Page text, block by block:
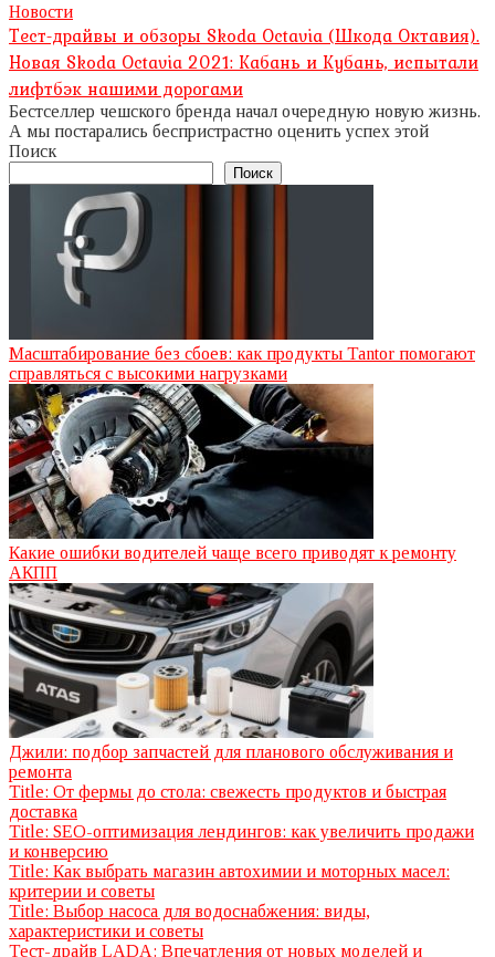
Новости
Тест-драйвы и обзоры Skoda Octavia (Шкода Октавия).
Новая Skoda Octavia 2021: Кабань и Кубань, испытали
лифтбэк нашими дорогами
Бестселлер чешского бренда начал очередную новую жизнь.
А мы постарались беспристрастно оценить успех этой
Поиск
Поиск
Масштабирование без сбоев: как продукты Tantor помогают
справляться с высокими нагрузками
Какие ошибки водителей чаще всего приводят к ремонту
АКПП
Джили: подбор запчастей для планового обслуживания и
ремонта
Title: От фермы до стола: свежесть продуктов и быстрая
доставка
Title: SEO-оптимизация лендингов: как увеличить продажи
и конверсию
Title: Как выбрать магазин автохимии и моторных масел:
критерии и советы
Title: Выбор насоса для водоснабжения: виды,
характеристики и советы
Тест-драйв LADA: Впечатления от новых моделей и